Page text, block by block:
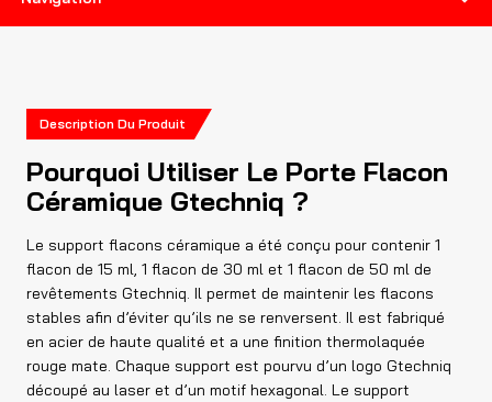
Description Du Produit
Pourquoi Utiliser Le Porte Flacon
Céramique Gtechniq ?
Le support flacons céramique a été conçu pour contenir 1
flacon de 15 ml, 1 flacon de 30 ml et 1 flacon de 50 ml de
revêtements Gtechniq. Il permet de maintenir les flacons
stables afin d’éviter qu’ils ne se renversent. Il est fabriqué
en acier de haute qualité et a une finition thermolaquée
rouge mate. Chaque support est pourvu d’un logo Gtechniq
découpé au laser et d’un motif hexagonal. Le support